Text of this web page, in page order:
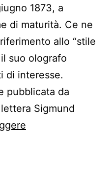
1873, a
di maturità. Ce ne
allo “stile
suo olografo
di interesse.
pubblicata da
Sigmund